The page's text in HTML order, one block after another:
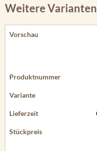
Weitere Varianten